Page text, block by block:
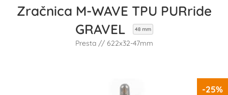
Zračnica M-WAVE TPU PURride
GRAVEL
48 mm
Presta // 622x32-47mm
-25%